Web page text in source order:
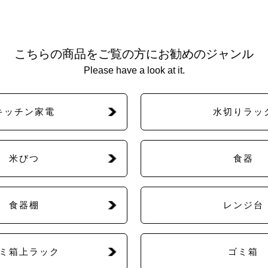
こちらの商品をご覧の方にお勧めのジャンル
Please have a look at it.
ッチン家電 水切りラッ
米びつ 食器
食器棚 レンジ台
箱上ラック ゴミ箱